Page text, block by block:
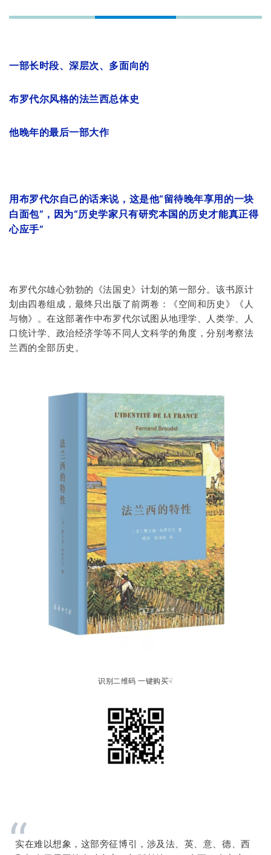
一部长时段、深层次、多面向的
布罗代尔风格的法兰西总体史
他晚年的最后一部大作
用布罗代尔自己的话来说，这是他“留待晚年享用的一块
白面包”，因为“历史学家只有研究本国的历史才能真正得
心应手”
布罗代尔雄心勃勃的《法国史》计划的第一部分。该书原计
划由四卷组成，最终只出版了前两卷：《空间和历史》《人
与物》。在这部著作中布罗代尔试图从地理学、人类学、人
口统计学、政治经济学等不同人文科学的角度，分别考察法
兰西的全部历史。
识别二维码 一键购买☟
“
实在难以想象，这部旁征博引，涉及法、英、意、德、西